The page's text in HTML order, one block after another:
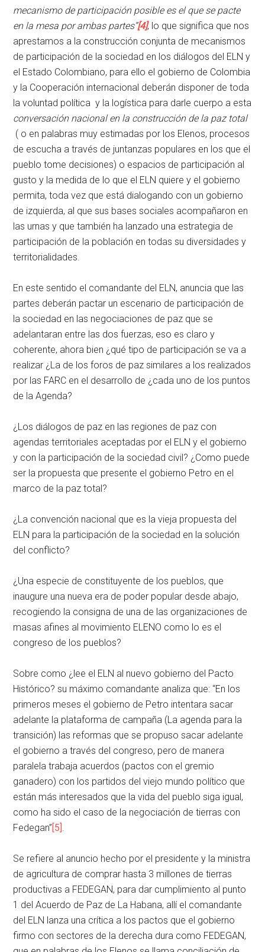
mecanismo de participación posible es el que se pacte
en la mesa por ambas partes”[4], lo que significa que nos
aprestamos a la construcción conjunta de mecanismos
de participación de la sociedad en los diálogos del ELN y
el Estado Colombiano, para ello el gobierno de Colombia
y la Cooperación internacional deberán disponer de toda
la voluntad política y la logística para darle cuerpo a esta
conversación nacional en la construcción de la paz total
( o en palabras muy estimadas por los Elenos, procesos
de escucha a través de juntanzas populares en los que el
pueblo tome decisiones) o espacios de participación al
gusto y la medida de lo que el ELN quiere y el gobierno
permita, toda vez que está dialogando con un gobierno
de izquierda, al que sus bases sociales acompañaron en
las urnas y que también ha lanzado una estrategia de
participación de la población en todas su diversidades y
territorialidades.
En este sentido el comandante del ELN, anuncia que las
partes deberán pactar un escenario de participación de
la sociedad en las negociaciones de paz que se
adelantaran entre las dos fuerzas, eso es claro y
coherente, ahora bien ¿qué tipo de participación se va a
realizar ¿La de los foros de paz similares a los realizados
por las FARC en el desarrollo de ¿cada uno de los puntos
de la Agenda?
¿Los diálogos de paz en las regiones de paz con
agendas territoriales aceptadas por el ELN y el gobierno
y con la participación de la sociedad civil? ¿Como puede
ser la propuesta que presente el gobierno Petro en el
marco de la paz total?
¿La convención nacional que es la vieja propuesta del
ELN para la participación de la sociedad en la solución
del conflicto?
¿Una especie de constituyente de los pueblos, que
inaugure una nueva era de poder popular desde abajo,
recogiendo la consigna de una de las organizaciones de
masas afines al movimiento ELENO como lo es el
congreso de los pueblos?
Sobre como ¿lee el ELN al nuevo gobierno del Pacto
Histórico? su máximo comandante analiza que: “En los
primeros meses el gobierno de Petro intentara sacar
adelante la plataforma de campaña (La agenda para la
transición) las reformas que se propuso sacar adelante
el gobierno a través del congreso, pero de manera
paralela trabaja acuerdos (pactos con el gremio
ganadero) con los partidos del viejo mundo político que
están más interesados que la vida del pueblo siga igual,
como ha sido el caso de la negociación de tierras con
Fedegan” [5] .
Se refiere al anuncio hecho por el presidente y la ministra
de agricultura de comprar hasta 3 millones de tierras
productivas a FEDEGAN, para dar cumplimiento al punto
1 del Acuerdo de Paz de La Habana, allí el comandante
del ELN lanza una crítica a los pactos que el gobierno
firmo con sectores de la derecha dura como FEDEGAN,